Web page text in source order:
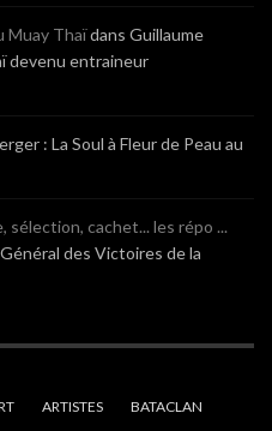
Muay Thaïdans Guillaume
devenu entraineur
: La Soul à Fleur de Peau au
sélection, cachet... les répo ...
des Victoires de la
ARTISTES BATACLAN